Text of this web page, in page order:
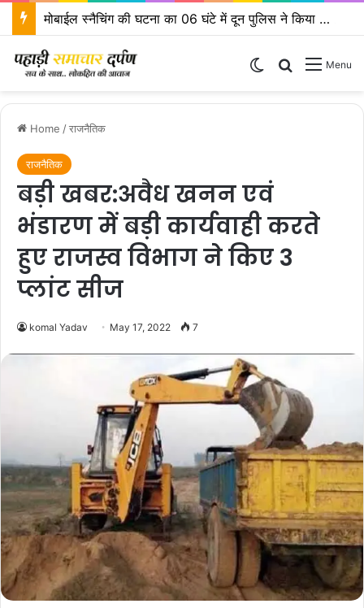
मोबाईल स्नैचिंग की घटना का 06 घंटे में दून पुलिस ने किया खुलासा
Menu
Search for
Switch skin
Home /राजनैतिक
राजनैतिक
बड़ी खबर:अवैध खनन एवं
भंडारण में बड़ी कार्यवाही करते
हुए राजस्व विभाग ने किए 3
प्लांट सीज
komal Yadav May 17, 2022 7